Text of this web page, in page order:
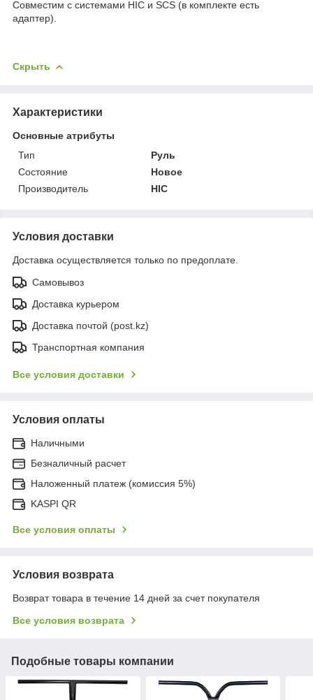
Совместим с системами HIC и SCS (в комплекте есть
адаптер).
Скрыть
Характеристики
Основные атрибуты
Тип
Руль
Состояние
Новое
Производитель
HIC
Условия доставки
Доставка осуществляется только по предоплате.
Самовывоз
Доставка курьером
Доставка почтой (post.kz)
Транспортная компания
Все условия доставки
Условия оплаты
Наличными
Безналичный расчет
Наложенный платеж (комиссия 5%)
KASPI QR
Все условия оплаты
Условия возврата
Возврат товара в течение 14 дней за счет покупателя
Все условия возврата
Подобные товары компании